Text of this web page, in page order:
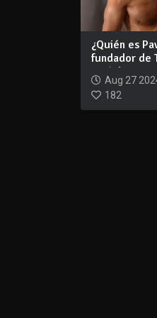
¿Quién es
fundador de
está dete...
Aug 27
182